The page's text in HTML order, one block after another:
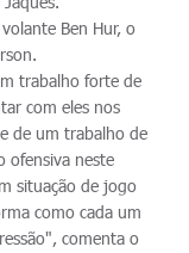
Ben Hur, o
trabalho forte de
com eles nos
de um trabalho de
ofensiva neste
situação de jogo
como cada um
comenta o